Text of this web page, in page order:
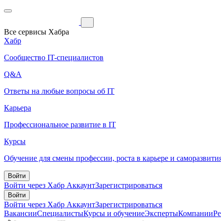
Все сервисы Хабра
Хабр
Сообщество IT-специалистов
Q&A
Ответы на любые вопросы об IT
Карьера
Профессиональное развитие в IT
Курсы
Обучение для смены профессии, роста в карьере и
Войти
Войти через Хабр АккаунтЗарегистрироваться
Войти
Войти через Хабр АккаунтЗарегистрироваться
ВакансииСпециалистыКурсы и обучениеЭкспертыКомпании